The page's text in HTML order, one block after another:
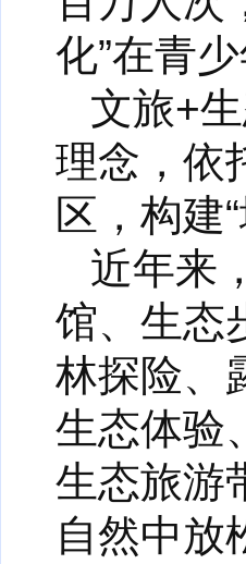
化”在青
文旅+
理念，依
区，构建
近年来
馆、生态
林探险、
生态体验
生态旅游
自然中放